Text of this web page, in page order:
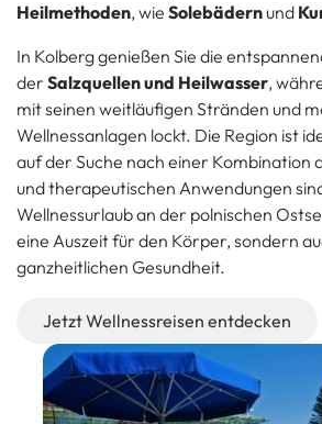
Heilmethoden, wie Solebädern und
In Kolberg genießen Sie die
der Salzquellen und Heilwasser,
mit seinen weitläufigen Stränden und
Wellnessanlagen lockt. Die Region ist
auf der Suche nach einer Kombination
und therapeutischen Anwendungen
Wellnessurlaub an der polnischen
eine Auszeit für den Körper, sondern
ganzheitlichen Gesundheit.
Jetzt Wellnessreisen entdecken